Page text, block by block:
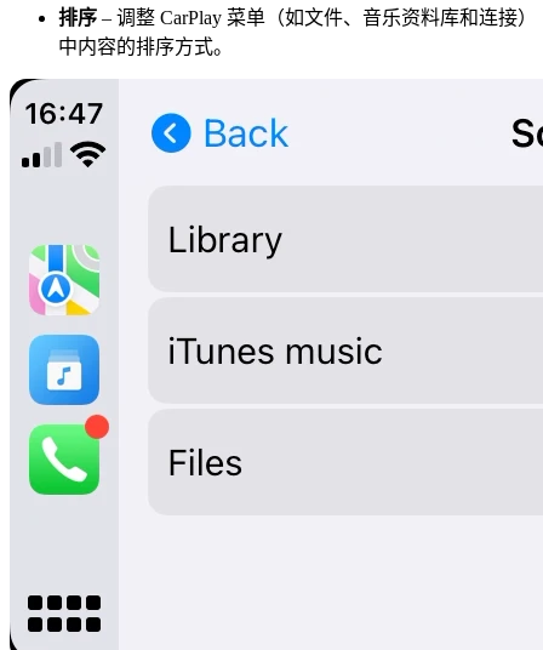
排序 – 调整 CarPlay 菜单（如文件、音乐资料库和连接）
中内容的排序方式。